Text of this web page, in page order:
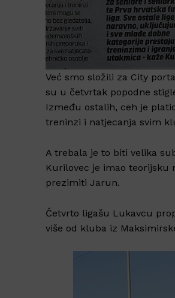
Već smo složili za City
su u četvrtak popodne
Između ostalih, ceh je
treninzi i natjecanja svim
A trebala je to biti velika
Kurilovec je imao teorijsku
prezimiti Jarun.
Četvrto ligašu Lukavcu
više od kluba iz